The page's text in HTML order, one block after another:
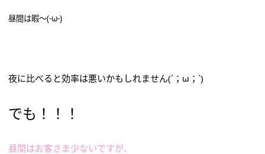
昼間は暇～(-ω-)
夜に比べると効率は悪いかもしれません(´；ω；`)
でも！！！
昼間はお客さま少ないですが、